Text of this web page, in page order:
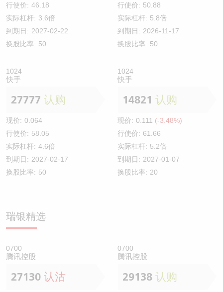
行使价: 46.18
实际杠杆: 3.6倍
到期日: 2027-02-22
换股比率: 50
行使价: 50.88
实际杠杆: 5.8倍
到期日: 2026-11-17
换股比率: 50
1024
快手
27777 认购
现价: 0.064
行使价: 58.05
实际杠杆: 4.6倍
到期日: 2027-02-17
换股比率: 50
1024
快手
14821 认购
现价: 0.111 (-3.48%)
行使价: 61.66
实际杠杆: 5.2倍
到期日: 2027-01-07
换股比率: 20
瑞银精选
0700
腾讯控股
27130 认沽
0700
腾讯控股
29138 认购